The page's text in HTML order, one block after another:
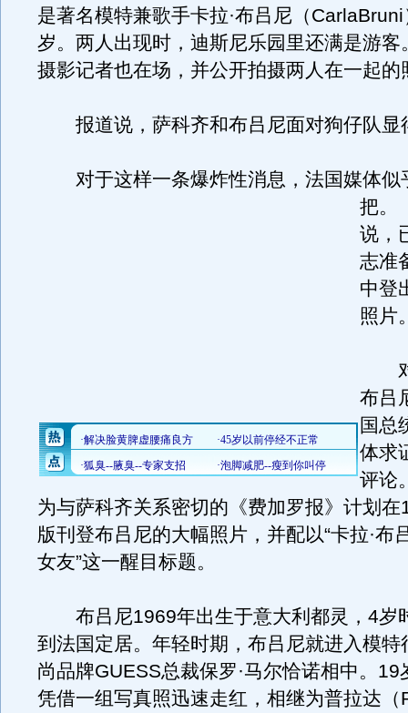
是著名模特兼歌手卡拉·布吕尼（
岁。两人出现时，迪斯尼乐园里还满是游客
摄影记者也在场，并公开拍摄两人在一起的
报道说，萨科齐和布吕尼面对狗仔队显
对于这样一条爆炸性消息，法国媒体似
把。
说，
志准
中登
照片
对
布吕
国总
体求
评论
为与萨科齐关系密切的《费加罗报》计划在
版刊登布吕尼的大幅照片，并配以“卡拉·布
女友”这一醒目标题。
布吕尼1969年出生于意大利都灵，4岁
到法国定居。年轻时期，布吕尼就进入模特
尚品牌GUESS总裁保罗·马尔恰诺相中。19
凭借一组写真照迅速走红，相继为普拉达（